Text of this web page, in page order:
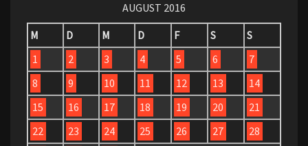
AUGUST 2016
M
D M D F S
S
1
2 3 4 5 6
7
8
9 10 11 12 13
14
15
16 17 18 19 20
21
22
23 24 25 26 27
28